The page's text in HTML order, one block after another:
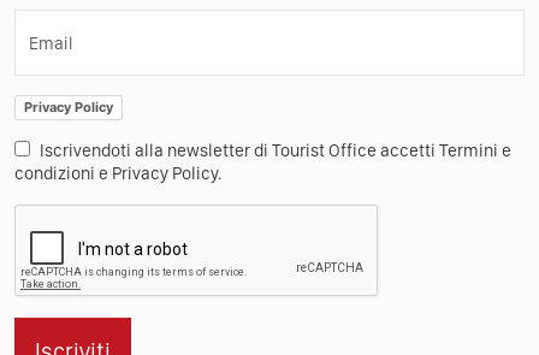
Email
Privacy Policy
Iscrivendoti alla newsletter di Tourist Office accetti Termini e
condizioni e Privacy Policy.